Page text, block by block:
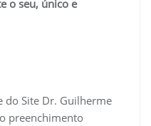
o seu, único e
do Site Dr. Guilherme
preenchimento